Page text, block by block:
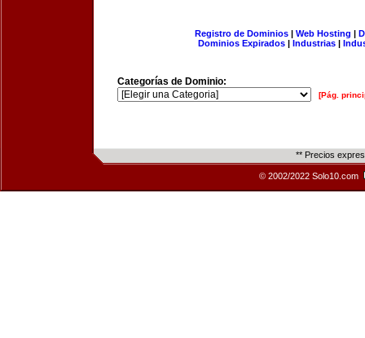
Registro de Dominios| Web Hosting |
Dominios Expirados | Industrias |
Categorías de Dominio:
[Pág.
** Precios
© 2002/2022 Solo10.com